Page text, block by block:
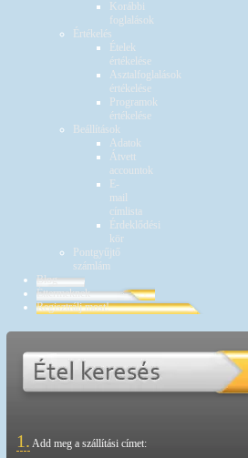
Korábbi
foglalások
Értékelés
Ételek
értékelése
Asztalfoglalások
értékelése
Programok
értékelése
Beállítások
Adatok
Átvett
accountok
E-
mail
címlista
Érdeklődési
kör
Pontgyűjtő
számlám
Blog
Éttermeknek
Regisztrálj most!
1. Add meg a szállítási címet: